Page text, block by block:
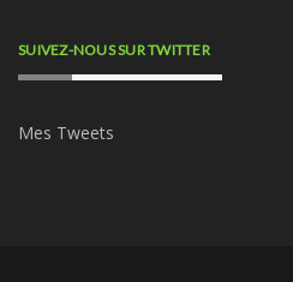
SUIVEZ-NOUS SUR TWITTER
Mes Tweets